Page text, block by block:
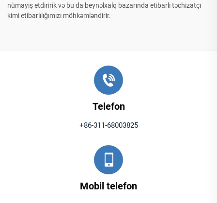
nümayiş etdiririk və bu da beynəlxalq bazarında etibarlı təchizatçı
kimi etibarlılığımızı möhkəmləndirir.
Telefon
+86-311-68003825
Mobil telefon